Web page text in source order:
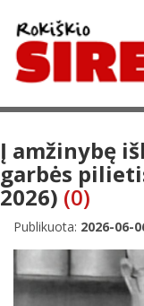
Į amžinybę
garbės
2026) (0)
Publikuota: 2026-06-